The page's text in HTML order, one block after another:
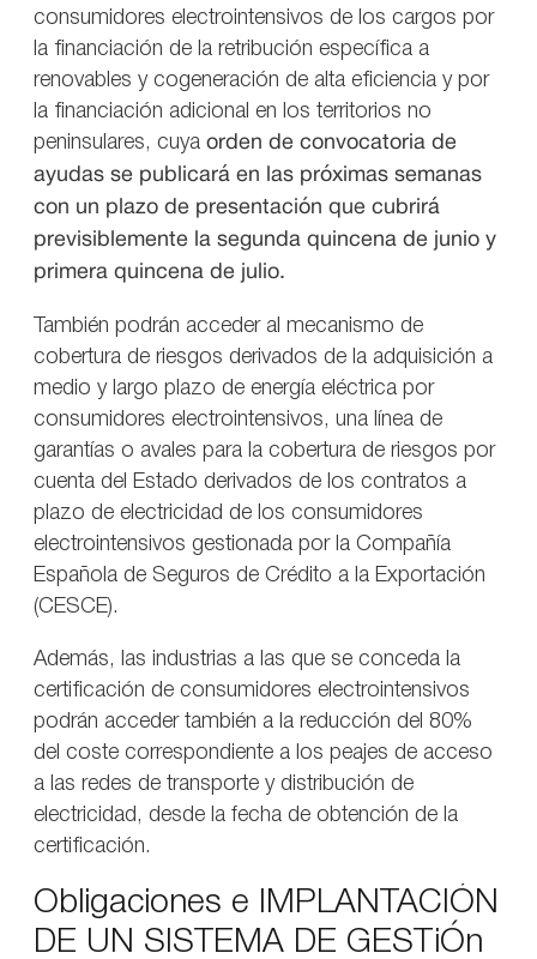
consumidores electrointensivos de los cargos por
la financiación de la retribución específica a
renovables y cogeneración de alta eficiencia y por
la financiación adicional en los territorios no
peninsulares, cuya orden de convocatoria de
ayudas se publicará en las próximas semanas
con un plazo de presentación que cubrirá
previsiblemente la segunda quincena de junio y
primera quincena de julio.
También podrán acceder al mecanismo de
cobertura de riesgos derivados de la adquisición a
medio y largo plazo de energía eléctrica por
consumidores electrointensivos, una línea de
garantías o avales para la cobertura de riesgos por
cuenta del Estado derivados de los contratos a
plazo de electricidad de los consumidores
electrointensivos gestionada por la Compañía
Española de Seguros de Crédito a la Exportación
(CESCE).
Además, las industrias a las que se conceda la
certificación de consumidores electrointensivos
podrán acceder también a la reducción del 80%
del coste correspondiente a los peajes de acceso
a las redes de transporte y distribución de
electricidad, desde la fecha de obtención de la
certificación.
Obligaciones e IMPLANTACIÓN
DE UN SISTEMA DE GESTiÓn